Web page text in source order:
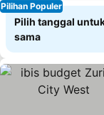
Pilihan Populer
Pilih tanggal
sama